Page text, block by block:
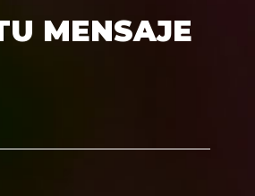
MENSAJE